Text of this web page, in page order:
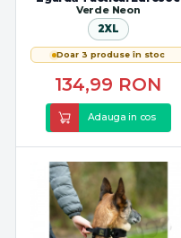
Verde Neon
2XL
Doar 3 produse în stoc
134,99 RON
Adauga in cos